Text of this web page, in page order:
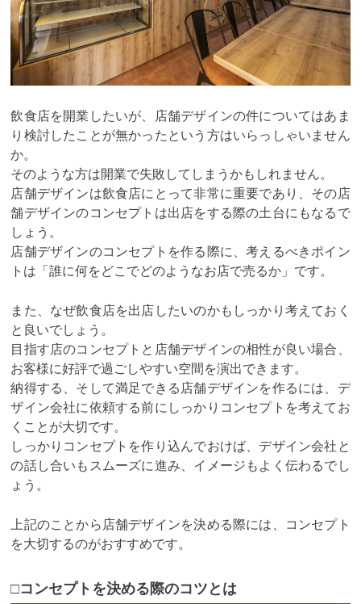
飲食店を開業したいが、店舗デザインの件についてはあま
り検討したことが無かったという方はいらっしゃいません
か。
そのような方は開業で失敗してしまうかもしれません。
店舗デザインは飲食店にとって非常に重要であり、その店
舗デザインのコンセプトは出店をする際の土台にもなるで
しょう。
店舗デザインのコンセプトを作る際に、考えるべきポイン
トは「誰に何をどこでどのようなお店で売るか」です。
また、なぜ飲食店を出店したいのかもしっかり考えておく
と良いでしょう。
目指す店のコンセプトと店舗デザインの相性が良い場合、
お客様に好評で過ごしやすい空間を演出できます。
納得する、そして満足できる店舗デザインを作るには、デ
ザイン会社に依頼する前にしっかりコンセプトを考えてお
くことが大切です。
しっかりコンセプトを作り込んでおけば、デザイン会社と
の話し合いもスムーズに進み、イメージもよく伝わるでし
ょう。
上記のことから店舗デザインを決める際には、コンセプト
を大切するのがおすすめです。
□コンセプトを決める際のコツとは